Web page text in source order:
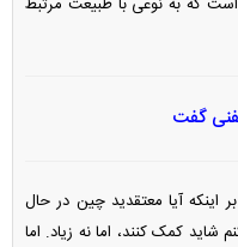
گفت
آیا معتقدید چین در حال
کمک کنند، اما نه زیاد. اما